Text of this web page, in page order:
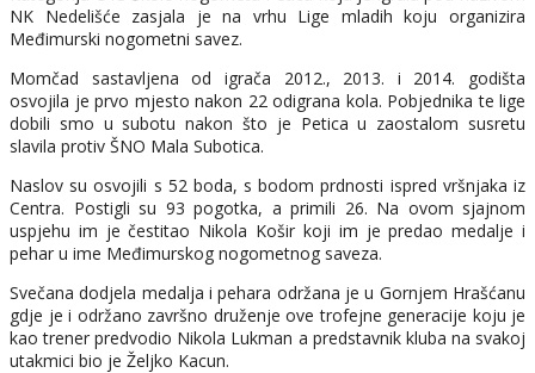
NK Nedelišće zasjala je na vrhu Lige mladih koju organizira
Međimurski nogometni savez.
Momčad sastavljena od igrača 2012., 2013. i 2014. godišta
osvojila je prvo mjesto nakon 22 odigrana kola. Pobjednika te lige
dobili smo u subotu nakon što je Petica u zaostalom susretu
slavila protiv ŠNO Mala Subotica.
Naslov su osvojili s 52 boda, s bodom prdnosti ispred vršnjaka iz
Centra. Postigli su 93 pogotka, a primili 26. Na ovom sjajnom
uspjehu im je čestitao Nikola Košir koji im je predao medalje i
pehar u ime Međimurskog nogometnog saveza.
Svečana dodjela medalja i pehara održana je u Gornjem Hrašćanu
gdje je i održano završno druženje ove trofejne generacije koju je
kao trener predvodio Nikola Lukman a predstavnik kluba na svakoj
utakmici bio je Željko Kacun.